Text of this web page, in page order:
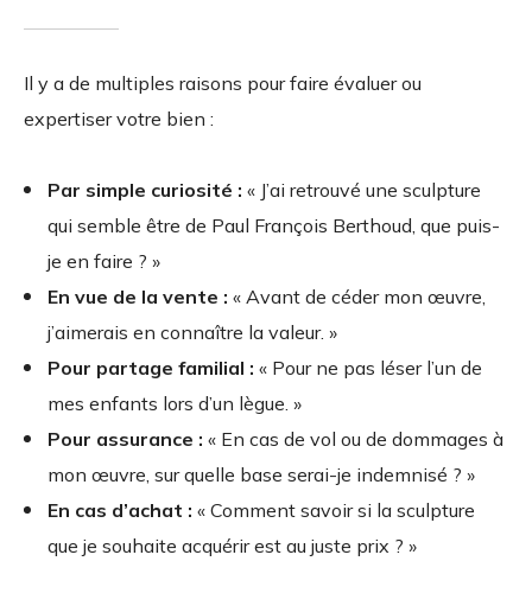
Il y a de multiples raisons pour faire évaluer ou
expertiser votre bien :
Par simple curiosité : « J’ai retrouvé une sculpture
qui semble être de Paul François Berthoud, que puis-
je en faire ? »
En vue de la vente : « Avant de céder mon œuvre,
j’aimerais en connaître la valeur. »
Pour partage familial : « Pour ne pas léser l’un de
mes enfants lors d’un lègue. »
Pour assurance : « En cas de vol ou de dommages à
mon œuvre, sur quelle base serai-je indemnisé ? »
En cas d’achat : « Comment savoir si la sculpture
que je souhaite acquérir est au juste prix ? »